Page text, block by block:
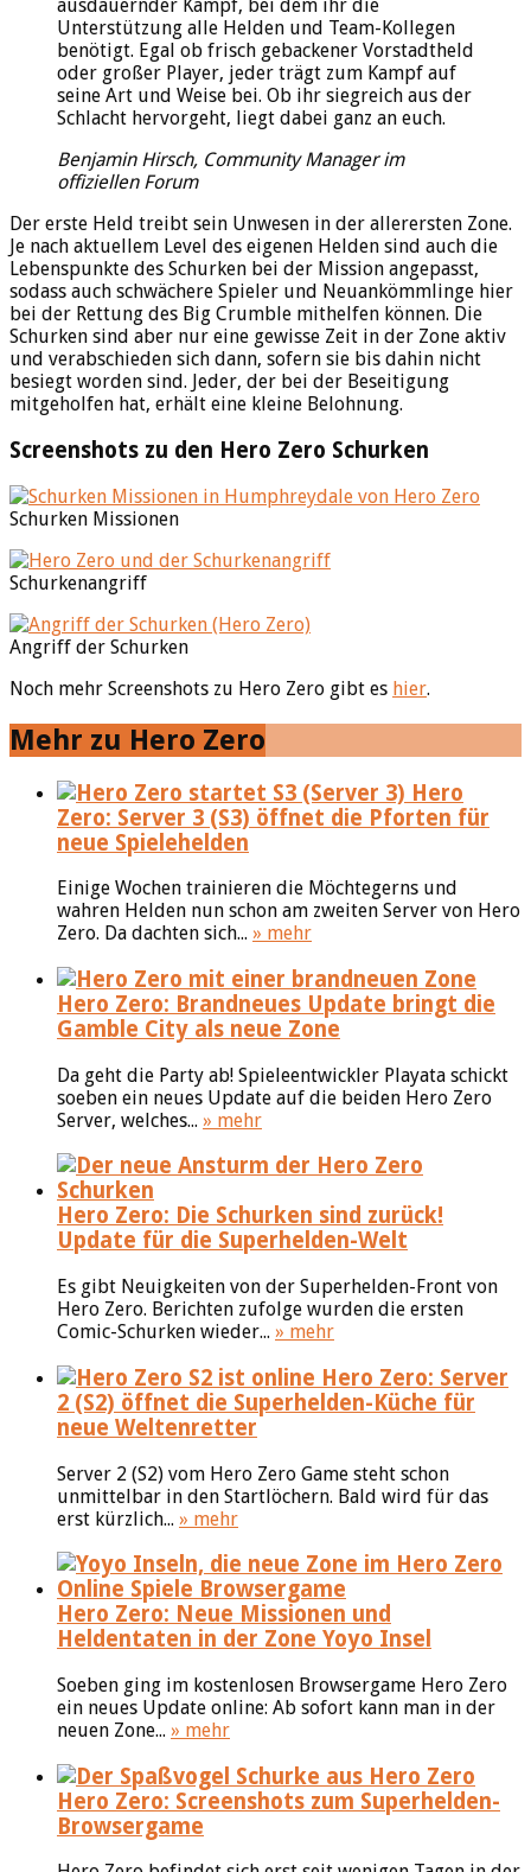
ausdauernder Kampf, bei dem ihr die
Unterstützung alle Helden und Team-Kollegen
benötigt. Egal ob frisch gebackener Vorstadtheld
oder großer Player, jeder trägt zum Kampf auf
seine Art und Weise bei. Ob ihr siegreich aus der
Schlacht hervorgeht, liegt dabei ganz an euch.
Benjamin Hirsch, Community Manager im
offiziellen Forum
Der erste Held treibt sein Unwesen in der allerersten Zone.
Je nach aktuellem Level des eigenen Helden sind auch die
Lebenspunkte des Schurken bei der Mission angepasst,
sodass auch schwächere Spieler und Neuankömmlinge hier
bei der Rettung des Big Crumble mithelfen können. Die
Schurken sind aber nur eine gewisse Zeit in der Zone aktiv
und verabschieden sich dann, sofern sie bis dahin nicht
besiegt worden sind. Jeder, der bei der Beseitigung
mitgeholfen hat, erhält eine kleine Belohnung.
Screenshots zu den Hero Zero Schurken
Schurken Missionen
Schurkenangriff
Angriff der Schurken
Noch mehr Screenshots zu Hero Zero gibt es hier.
Mehr zu Hero Zero
Hero
Zero: Server 3 (S3) öffnet die Pforten für
neue Spielehelden
Einige Wochen trainieren die Möchtegerns und
wahren Helden nun schon am zweiten Server von Hero
Zero. Da dachten sich... » mehr
Hero Zero: Brandneues Update bringt die
Gamble City als neue Zone
Da geht die Party ab! Spieleentwickler Playata schickt
soeben ein neues Update auf die beiden Hero Zero
Server, welches... » mehr
Hero Zero: Die Schurken sind zurück!
Update für die Superhelden-Welt
Es gibt Neuigkeiten von der Superhelden-Front von
Hero Zero. Berichten zufolge wurden die ersten
Comic-Schurken wieder... » mehr
Hero Zero: Server
2 (S2) öffnet die Superhelden-Küche für
neue Weltenretter
Server 2 (S2) vom Hero Zero Game steht schon
unmittelbar in den Startlöchern. Bald wird für das
erst kürzlich... » mehr
Hero Zero: Neue Missionen und
Heldentaten in der Zone Yoyo Insel
Soeben ging im kostenlosen Browsergame Hero Zero
ein neues Update online: Ab sofort kann man in der
neuen Zone... » mehr
Hero Zero: Screenshots zum Superhelden-
Browsergame